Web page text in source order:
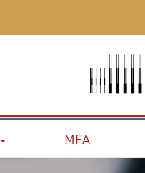
MFA